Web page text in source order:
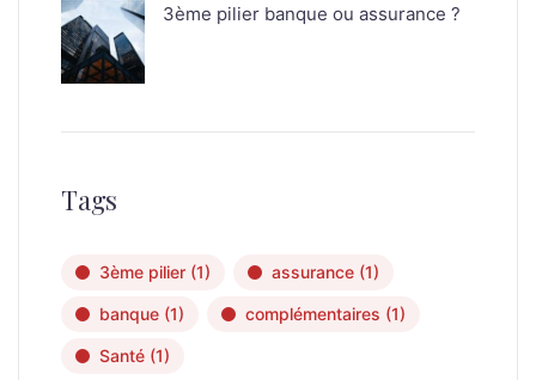
3ème pilier banque ou assurance ?
Tags
3ème pilier (1) assurance (1)
banque (1) complémentaires (1)
Santé (1)